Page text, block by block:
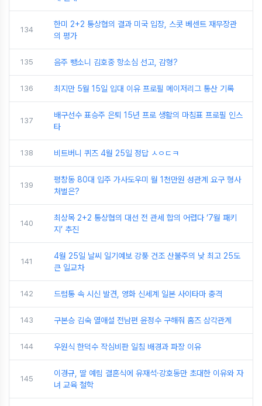
134
한미 2+2 통상협의 결과 미국 입장, 스콧 베센트 재무장관
의 평가
135 음주 뺑소니 김호중 항소심 선고, 감형?
136 최지만 5월 15일 입대 이유 프로필 메이저리그 통산 기록
137
배구선수 표승주 은퇴 15년 프로 생활의 마침표 프로필 인스
타
138 비트버니 퀴즈 4월 25일 정답 ㅅㅇㄷㅋ
139
평창동 80대 입주 가사도우미 월 1천만원 성관계 요구 형사
처벌은?
140
최상목 2+2 통상협의 대선 전 관세 합의 어렵다 ‘7월 패키
지’ 추진
141
4월 25일 날씨 일기예보 강풍 건조 산불주의 낮 최고 25도
큰 일교차
142 드럼통 속 시신 발견, 영화 신세계 일본 사이타마 충격
143 구본승 김숙 열애설 전남편 윤정수 구해줘 홈즈 삼각관계
144 우원식 한덕수 작심비판 일침 배경과 파장 이유
145
이경규, 딸 예림 결혼식에 유재석·강호동만 초대한 이유와 자
녀 교육 철학